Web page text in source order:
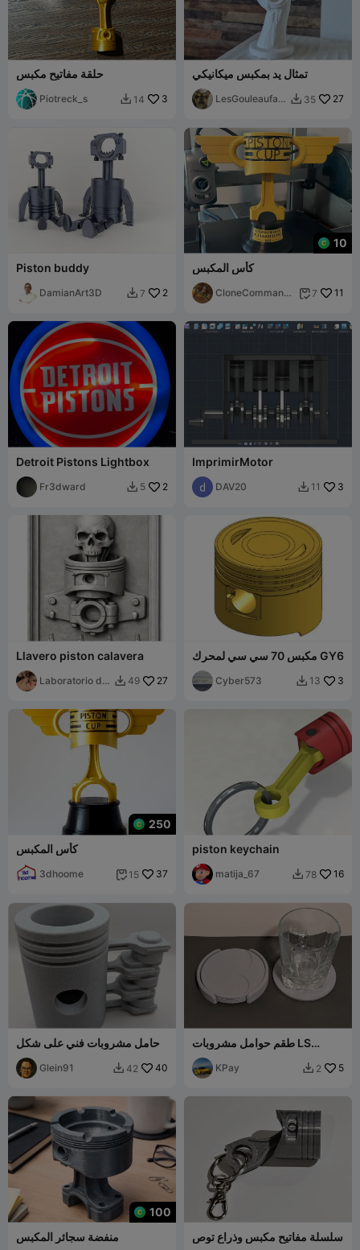
حلقة مفاتيح مكبس
Piotreck_s  14 3
تمثال يد بمكبس ميكانيكي
LesGouleaufam  35 27
Piston buddy
DamianArt3D  7 2
10
كأس المكبس
CloneCommando
 7 11
Detroit Pistons Lightbox
Fr3dward  5 2
ImprimirMotor
DAV20  11 3
Llavero piston calavera
Laboratorio de
 49 27
مكبس 70 سي سي لمحرك GY6
Cyber573  13 3
250
كأس المكبس
3dhoome  15 37
piston keychain
matija_67  78 16
حامل مشروبات فني على شكل
مكبس
Glein91  42 40
طقم حوامل مشروبات LS
Piston
KPay  2 5
100
منفضة سجائر المكبس
سلسلة مفاتيح مكبس وذراع توص